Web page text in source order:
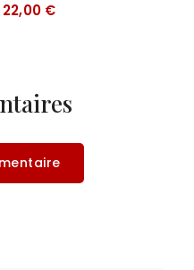
22,00 €